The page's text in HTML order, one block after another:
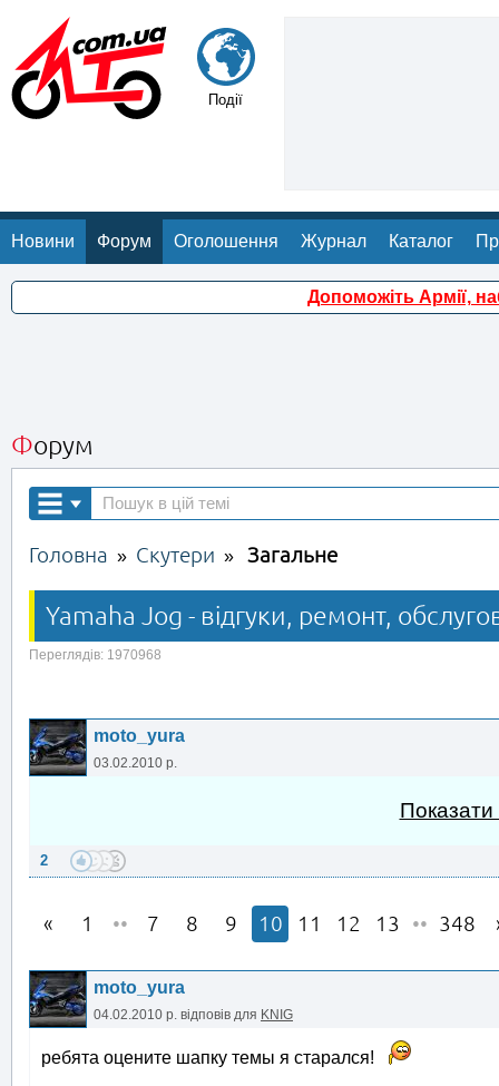
Події
Новини Форум Оголошення Журнал Каталог
Допоможіть Армії,
Форум
Головна » Скутери » Загальне
Yamaha Jog - відгуки, ремонт,
Переглядів: 1970968
moto_yura
03.02.2010 р.
Показати
2
1 •• 7 8 9 10 11 12 13 •• 348
moto_yura
04.02.2010 р. відповів для KNIG
ребята оцените шапку темы я старался!